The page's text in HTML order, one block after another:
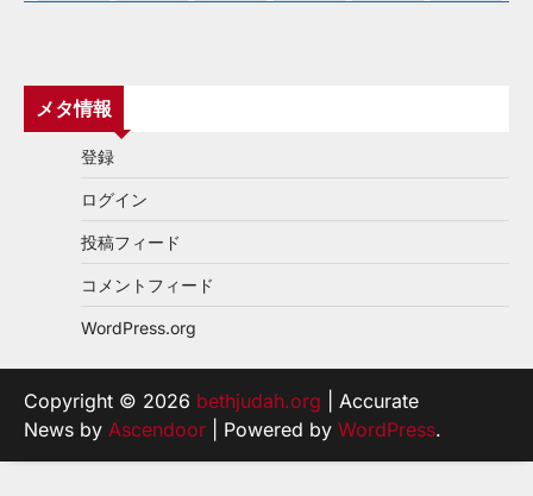
メタ情報
登録
ログイン
投稿フィード
コメントフィード
WordPress.org
Copyright © 2026 bethjudah.org | Accurate
News by Ascendoor | Powered by WordPress.